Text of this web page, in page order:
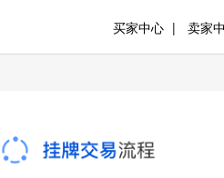
买家中心 卖家